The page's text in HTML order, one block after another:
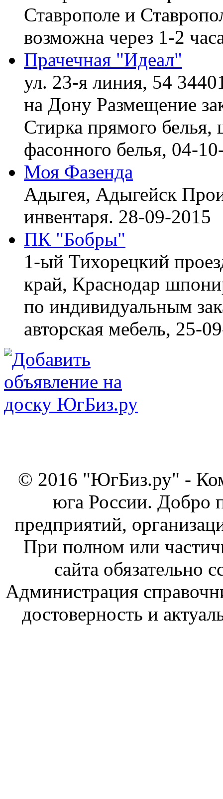
Ставрополе и
возможна через 1-2
Прачечная "Идеал"
ул. 23-я линия, 54
на Дону Размещение
Стирка прямого
фасонного белья, 04-
Моя Фазенда
Адыгея, Адыгейск
инвентаря. 28-09-2015
ПК "Бобры"
1-ый Тихорецкий
край, Краснодар
по индивидуальным
авторская мебель, 25-
© 2016 "ЮгБиз.ру" -
юга России. Добро
предприятий,
При полном или
сайта обязательно
Администрация
достоверность и